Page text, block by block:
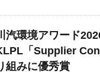
汽環境アワード
「Supplier
組みに優秀賞